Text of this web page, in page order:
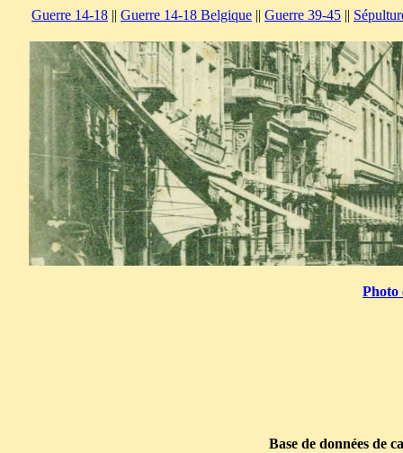
Guerre 14-18 || Guerre 14-18 Belgique || Guerre 39-45 ||
Photo
Base de données de